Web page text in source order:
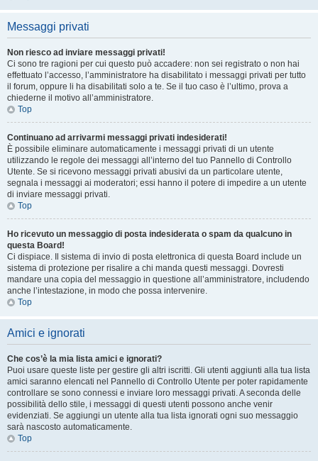
Messaggi privati
Non riesco ad inviare messaggi privati!
Ci sono tre ragioni per cui questo può accadere: non sei registrato o non hai
effettuato l’accesso, l’amministratore ha disabilitato i messaggi privati per tutto
il forum, oppure li ha disabilitati solo a te. Se il tuo caso è l’ultimo, prova a
chiederne il motivo all’amministratore.
Top
Continuano ad arrivarmi messaggi privati indesiderati!
È possibile eliminare automaticamente i messaggi privati ​​di un utente
utilizzando le regole dei messaggi all’interno del tuo Pannello di Controllo
Utente. Se si ricevono messaggi privati ​​abusivi da un particolare utente,
segnala i messaggi ai moderatori; essi hanno il potere di impedire a un utente
di inviare messaggi privati​​.
Top
Ho ricevuto un messaggio di posta indesiderata o spam da qualcuno in
questa Board!
Ci dispiace. Il sistema di invio di posta elettronica di questa Board include un
sistema di protezione per risalire a chi manda questi messaggi. Dovresti
mandare una copia del messaggio in questione all’amministratore, includendo
anche l’intestazione, in modo che possa intervenire.
Top
Amici e ignorati
Che cos’è la mia lista amici e ignorati?
Puoi usare queste liste per gestire gli altri iscritti. Gli utenti aggiunti alla tua lista
amici saranno elencati nel Pannello di Controllo Utente per poter rapidamente
controllare se sono connessi e inviare loro messaggi privati. A seconda delle
possibilità dello stile, i messaggi di questi utenti possono anche venir
evidenziati. Se aggiungi un utente alla tua lista ignorati ogni suo messaggio
sarà nascosto automaticamente.
Top